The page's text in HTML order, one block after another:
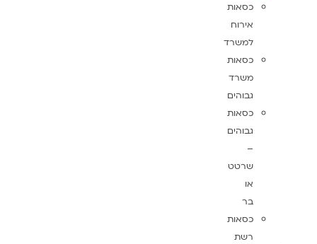
כסאות
אירוח
למשרד
כסאות
משרד
גבוהים
כסאות
גבוהים
–
שרטט
או
בר
כסאות
רשת